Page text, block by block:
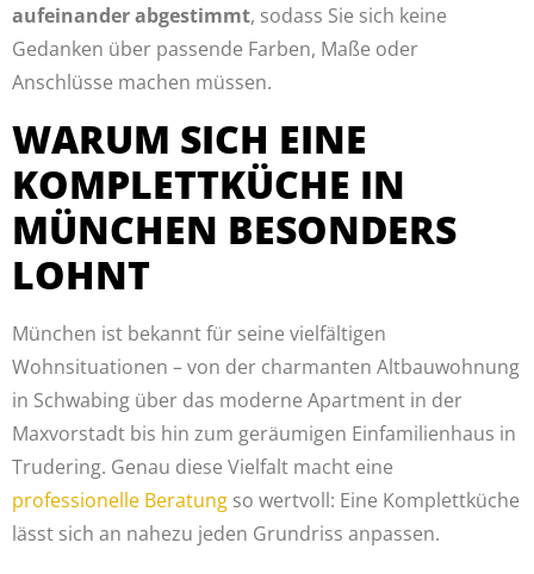
aufeinander abgestimmt, sodass Sie sich keine
Gedanken über passende Farben, Maße oder
Anschlüsse machen müssen.
WARUM SICH EINE
KOMPLETTKÜCHE IN
MÜNCHEN BESONDERS
LOHNT
München ist bekannt für seine vielfältigen
Wohnsituationen – von der charmanten Altbauwohnung
in Schwabing über das moderne Apartment in der
Maxvorstadt bis hin zum geräumigen Einfamilienhaus in
Trudering. Genau diese Vielfalt macht eine
professionelle Beratung so wertvoll: Eine Komplettküche
lässt sich an nahezu jeden Grundriss anpassen.